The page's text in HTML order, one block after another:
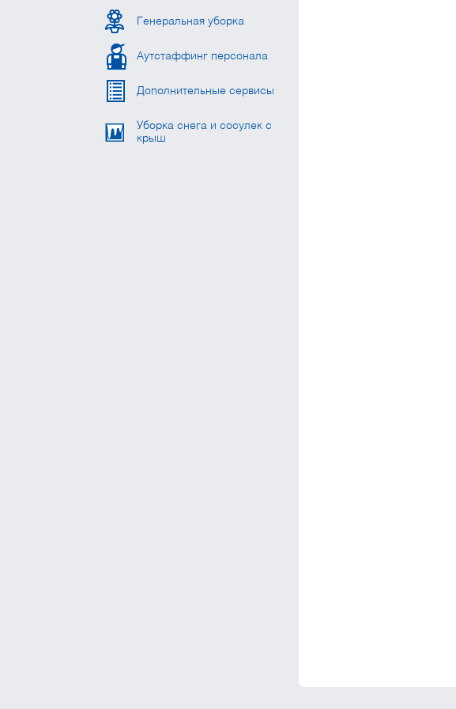
Генеральная уборка
Аутстаффинг персонала
Дополнительные сервисы
Уборка снега и сосулек с
крыш